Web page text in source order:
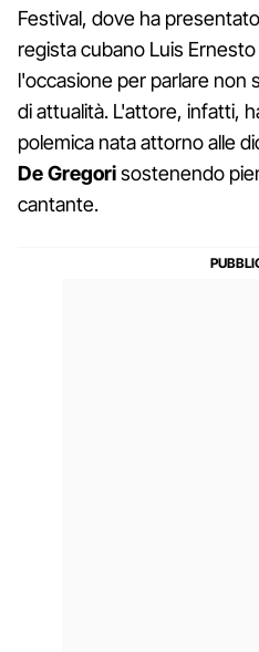
Festival, dove ha presentato
regista cubano Luis
l'occasione per parlare non
di attualità. L'attore, infatti,
polemica nata attorno alle
De Gregorisostenendo
cantante.